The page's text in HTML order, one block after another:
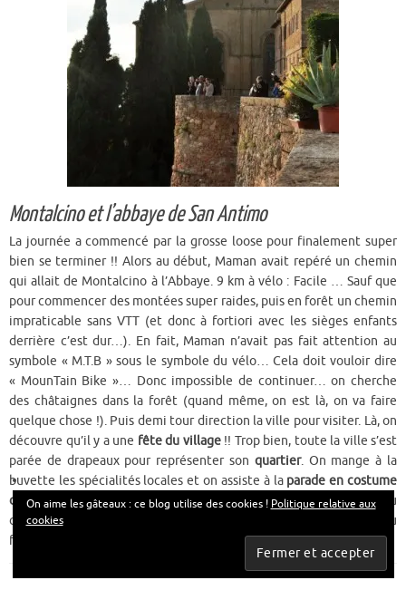
Montalcino et l’abbaye de San Antimo
La journée a commencé par la grosse loose pour finalement super
bien se terminer !! Alors au début, Maman avait repéré un chemin
qui allait de Montalcino à l’Abbaye. 9 km à vélo : Facile … Sauf que
pour commencer des montées super raides, puis en forêt un chemin
impraticable sans VTT (et donc à fortiori avec les sièges enfants
derrière c’est dur…). En fait, Maman n’avait pas fait attention au
symbole « M.T.B » sous le symbole du vélo… Cela doit vouloir dire
« MounTain Bike »… Donc impossible de continuer… on cherche
des châtaignes dans la forêt (quand même, on est là, on va faire
quelque chose !). Puis demi tour direction la ville pour visiter. Là, on
découvre qu’il y a une fête du village!! Trop bien, toute la ville s’est
parée de drapeaux pour représenter son quartier. On mange à la
buvette les spécialités locales et on assiste à la parade en costume
d’époque! Cela donne une autre dimension à Montalcino, que du
coup nous avons adoré !! La
est devenue un vrai château
fort avec des princesses, des chevaliers , des tambours, etc…
On aime les gâteaux : ce blog utilise des cookies ! Politique relative aux
cookies